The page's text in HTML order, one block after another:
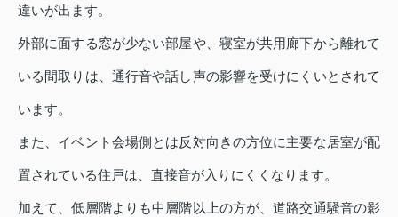
違いが出ます。
外部に面する窓が少ない部屋や、寝室が共用廊下から離れて
いる間取りは、通行音や話し声の影響を受けにくいとされて
います。
また、イベント会場側とは反対向きの方位に主要な居室が配
置されている住戸は、直接音が入りにくくなります。
加えて、低層階よりも中層階以上の方が、道路交通騒音の影